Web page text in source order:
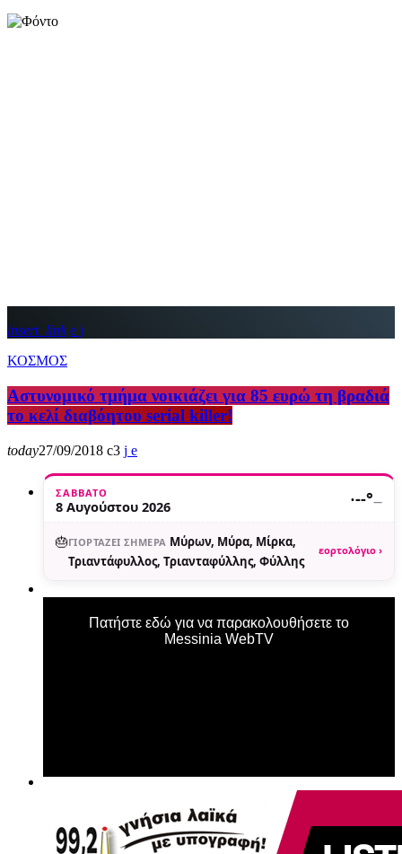
insert_link
ΚΟΣΜΟΣ
Αστυνομικό τμήμα νοικιάζει για 85 ευρώ τη βραδιά
το κελί διαβόητου serial killer!
today27/09/2018 3
ΣΆΒΒΑΤΟ
8 Αυγούστου 2026 ·--°—
🎂ΓΙΟΡΤΆΖΕΙ ΣΉΜΕΡΑ Μύρων, Μύρα, Μίρκα,
Τριαντάφυλλος, Τριανταφύλλης, Φύλλης
εορτολόγιο ›
Πατήστε εδώ για να παρακολουθήσετε το
Messinia WebTV